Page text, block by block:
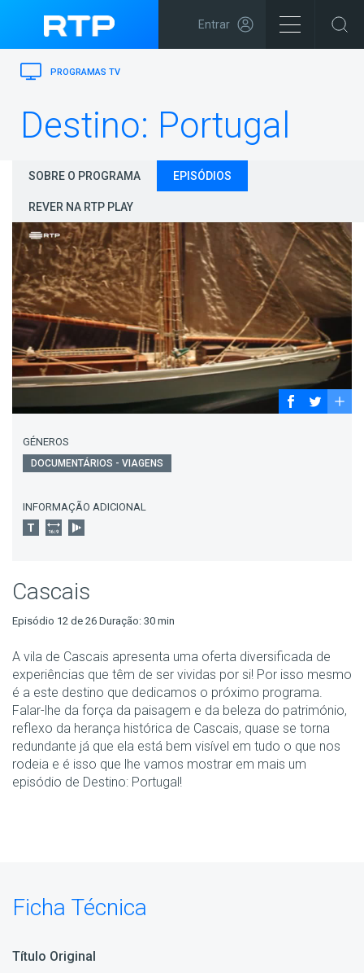
Entrar
PROGRAMAS TV
Destino: Portugal
SOBRE O PROGRAMA EPISÓDIOS
REVER NA RTP PLAY
GÉNEROS
DOCUMENTÁRIOS - VIAGENS
INFORMAÇÃO ADICIONAL
Cascais
Episódio 12 de 26 Duração: 30 min
A vila de Cascais apresenta uma oferta diversificada de
experiências que têm de ser vividas por si! Por isso mesmo
é a este destino que dedicamos o próximo programa.
Falar-lhe da força da paisagem e da beleza do património,
reflexo da herança histórica de Cascais, quase se torna
redundante já que ela está bem visível em tudo o que nos
rodeia e é isso que lhe vamos mostrar em mais um
episódio de Destino: Portugal!
Ficha Técnica
Título Original